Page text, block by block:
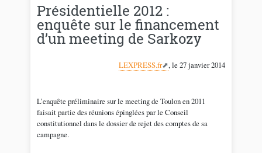
Présidentielle 2012 :
enquête sur le financement
d’un meeting de Sarkozy
LEXPRESS.fr , le 27 janvier 2014
L’enquête préliminaire sur le meeting de Toulon en 2011
faisait partie des réunions épinglées par le Conseil
constitutionnel dans le dossier de rejet des comptes de sa
campagne.